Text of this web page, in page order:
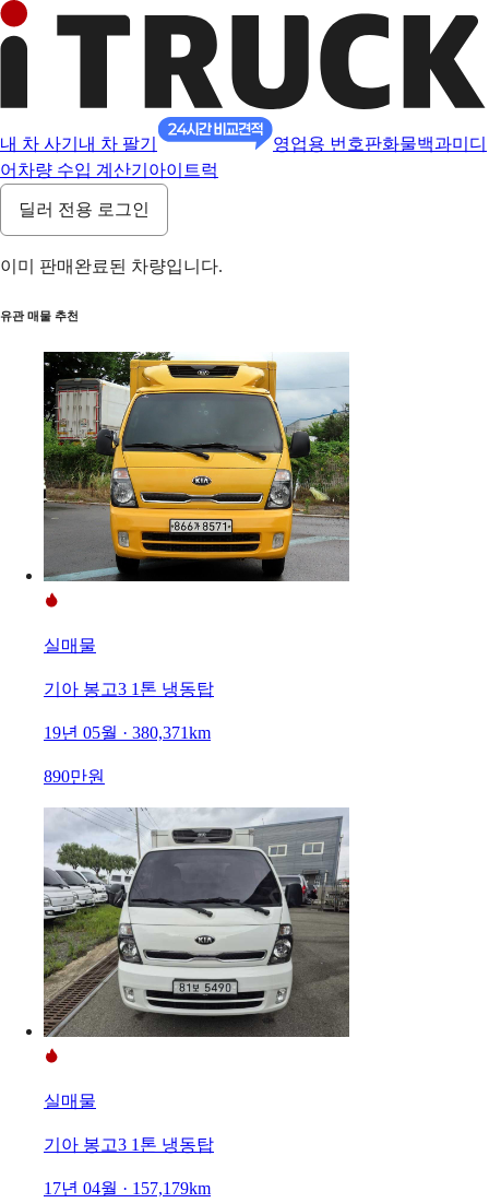
내 차 사기 내 차 팔기 영업용 번호판화물백과미디
어 차량 수입 계산기 아이트럭
딜러 전용 로그인
이미 판매완료된 차량입니다.
유관 매물 추천
실매물
기아 봉고3 1톤 냉동탑
19년 05월 · 380,371km
890만원
실매물
기아 봉고3 1톤 냉동탑
17년 04월 · 157,179km